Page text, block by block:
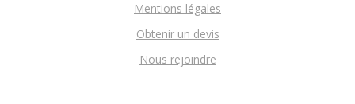
Mentions légales
Obtenir un devis
Nous rejoindre